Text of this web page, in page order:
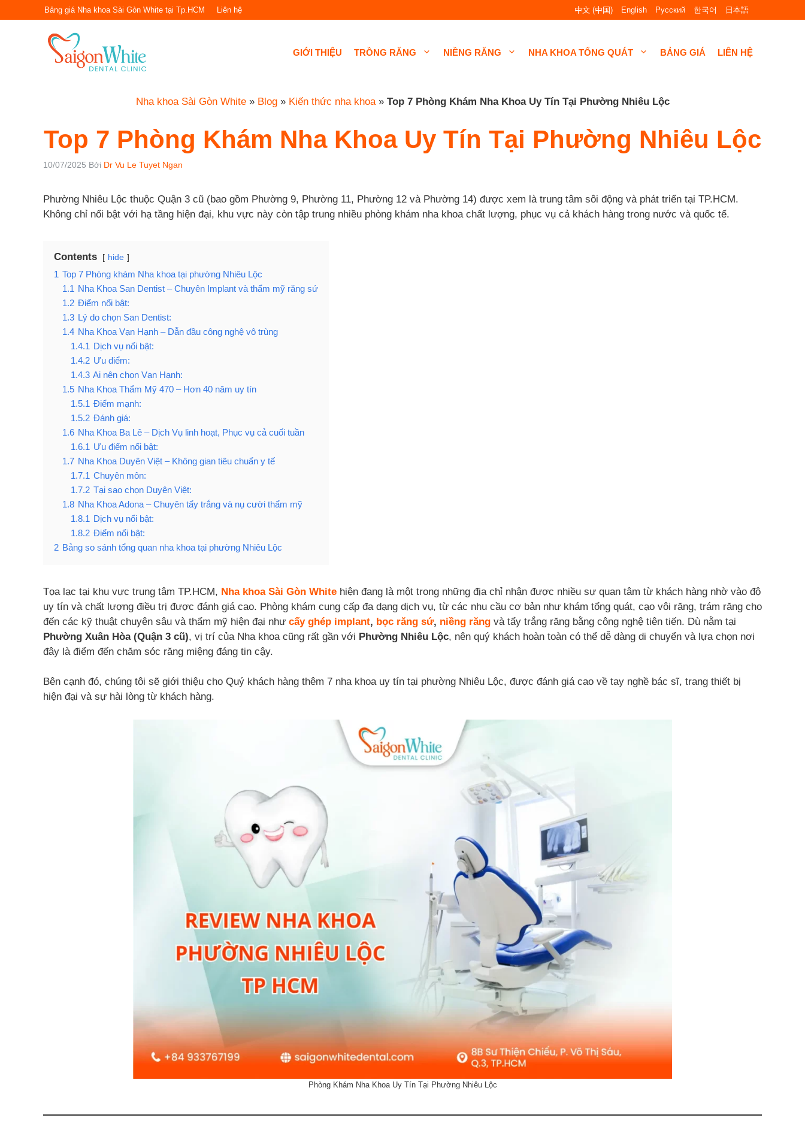
đến
Bảng giá Nha khoa Sài Gòn White tại Tp.HCM Liên hệ 中文 (中国) English Русский 한국어 日本語
GIỚI THIỆU TRỒNG RĂNG NIỀNG RĂNG NHA KHOA TỔNG QUÁT BẢNG GIÁ LIÊN HỆ
Nha khoa Sài Gòn White» Blog» Kiến thức nha khoa» Top 7 Phòng Khám Nha Khoa Uy Tín Tại Phường Nhiêu Lộc
Top 7 Phòng Khám Nha Khoa Uy Tín Tại Phường Nhiêu Lộc
10/07/2025 Bởi Dr Vu Le Tuyet Ngan
Phường Nhiêu Lộc thuộc Quận 3 cũ (bao gồm Phường 9, Phường 11, Phường 12 và Phường 14) được xem là trung tâm sôi động và phát triển tại TP.HCM.
Không chỉ nổi bật với hạ tầng hiện đại, khu vực này còn tập trung nhiều phòng khám nha khoa chất lượng, phục vụ cả khách hàng trong nước và quốc tế.
Contents hide
1 Top 7 Phòng khám Nha khoa tại phường Nhiêu Lộc
1.1 Nha Khoa San Dentist – Chuyên Implant và thẩm mỹ răng sứ
1.2 Điểm nổi bật:
1.3 Lý do chọn San Dentist:
1.4 Nha Khoa Vạn Hạnh – Dẫn đầu công nghệ vô trùng
1.4.1 Dịch vụ nổi bật:
1.4.2 Ưu điểm:
1.4.3 Ai nên chọn Vạn Hạnh:
1.5 Nha Khoa Thẩm Mỹ 470 – Hơn 40 năm uy tín
1.5.1 Điểm mạnh:
1.5.2 Đánh giá:
1.6 Nha Khoa Ba Lê – Dịch Vụ linh hoạt, Phục vụ cả cuối tuần
1.6.1 Ưu điểm nổi bật:
1.7 Nha Khoa Duyên Việt – Không gian tiêu chuẩn y tế
1.7.1 Chuyên môn:
1.7.2 Tại sao chọn Duyên Việt:
1.8 Nha Khoa Adona – Chuyên tẩy trắng và nụ cười thẩm mỹ
1.8.1 Dịch vụ nổi bật:
1.8.2 Điểm nổi bật:
2 Bảng so sánh tổng quan nha khoa tại phường Nhiêu Lộc
Tọa lạc tại khu vực trung tâm TP.HCM, Nha khoa Sài Gòn White hiện đang là một trong những địa chỉ nhận được nhiều sự quan tâm từ khách hàng nhờ vào độ
uy tín và chất lượng điều trị được đánh giá cao. Phòng khám cung cấp đa dạng dịch vụ, từ các nhu cầu cơ bản như khám tổng quát, cạo vôi răng, trám răng cho
đến các kỹ thuật chuyên sâu và thẩm mỹ hiện đại như cấy ghép implant, bọc răng sứ, niềng răng và tẩy trắng răng bằng công nghệ tiên tiến. Dù nằm tại
Phường Xuân Hòa (Quận 3 cũ), vị trí của Nha khoa cũng rất gần với Phường Nhiêu Lộc, nên quý khách hoàn toàn có thể dễ dàng di chuyển và lựa chọn nơi
đây là điểm đến chăm sóc răng miệng đáng tin cậy.
Bên cạnh đó, chúng tôi sẽ giới thiệu cho Quý khách hàng thêm 7 nha khoa uy tín tại phường Nhiêu Lộc, được đánh giá cao về tay nghề bác sĩ, trang thiết bị
hiện đại và sự hài lòng từ khách hàng.
Phòng Khám Nha Khoa Uy Tín Tại Phường Nhiêu Lộc